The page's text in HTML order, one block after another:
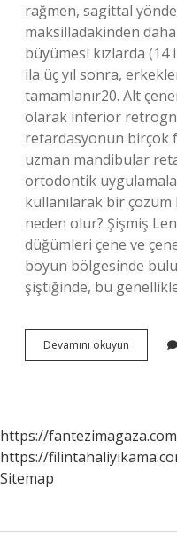
rağmen, sagittal
maksilladakinden
büyümesi kızlarda (14
ila üç yıl sonra,
tamamlanır20. Alt
olarak inferior
retardasyonun birçok
uzman mandibular
ortodontik
kullanılarak bir çözüm
neden olur? Şişmiş
düğümleri çene ve
boyun bölgesinde
şiştiğinde, bu
Devamını okuyun
Çene
https://
https://
Sitemap